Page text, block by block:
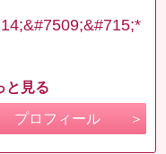
と見る
プロフィール